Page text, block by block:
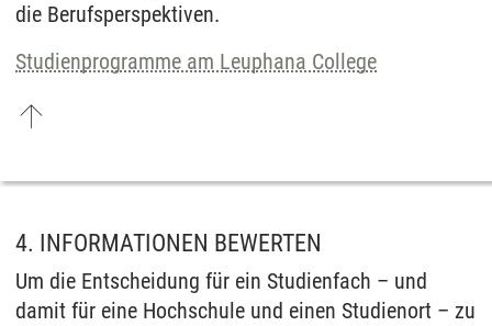
die Berufsperspektiven.
Studienprogramme am Leuphana College
4. INFORMATIONEN BEWERTEN
Um die Entscheidung für ein Studienfach – und
damit für eine Hochschule und einen Studienort – zu